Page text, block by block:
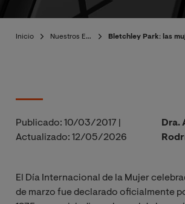
Inicio Nuestros Expertos Bletchley Park: las
Publicado: 10/03/2017
Actualizado: 12/05/2026
Dra.
El Día Internacional de la Mujer
de marzo fue declarado oficialmente